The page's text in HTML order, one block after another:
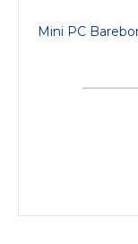
Mini PC